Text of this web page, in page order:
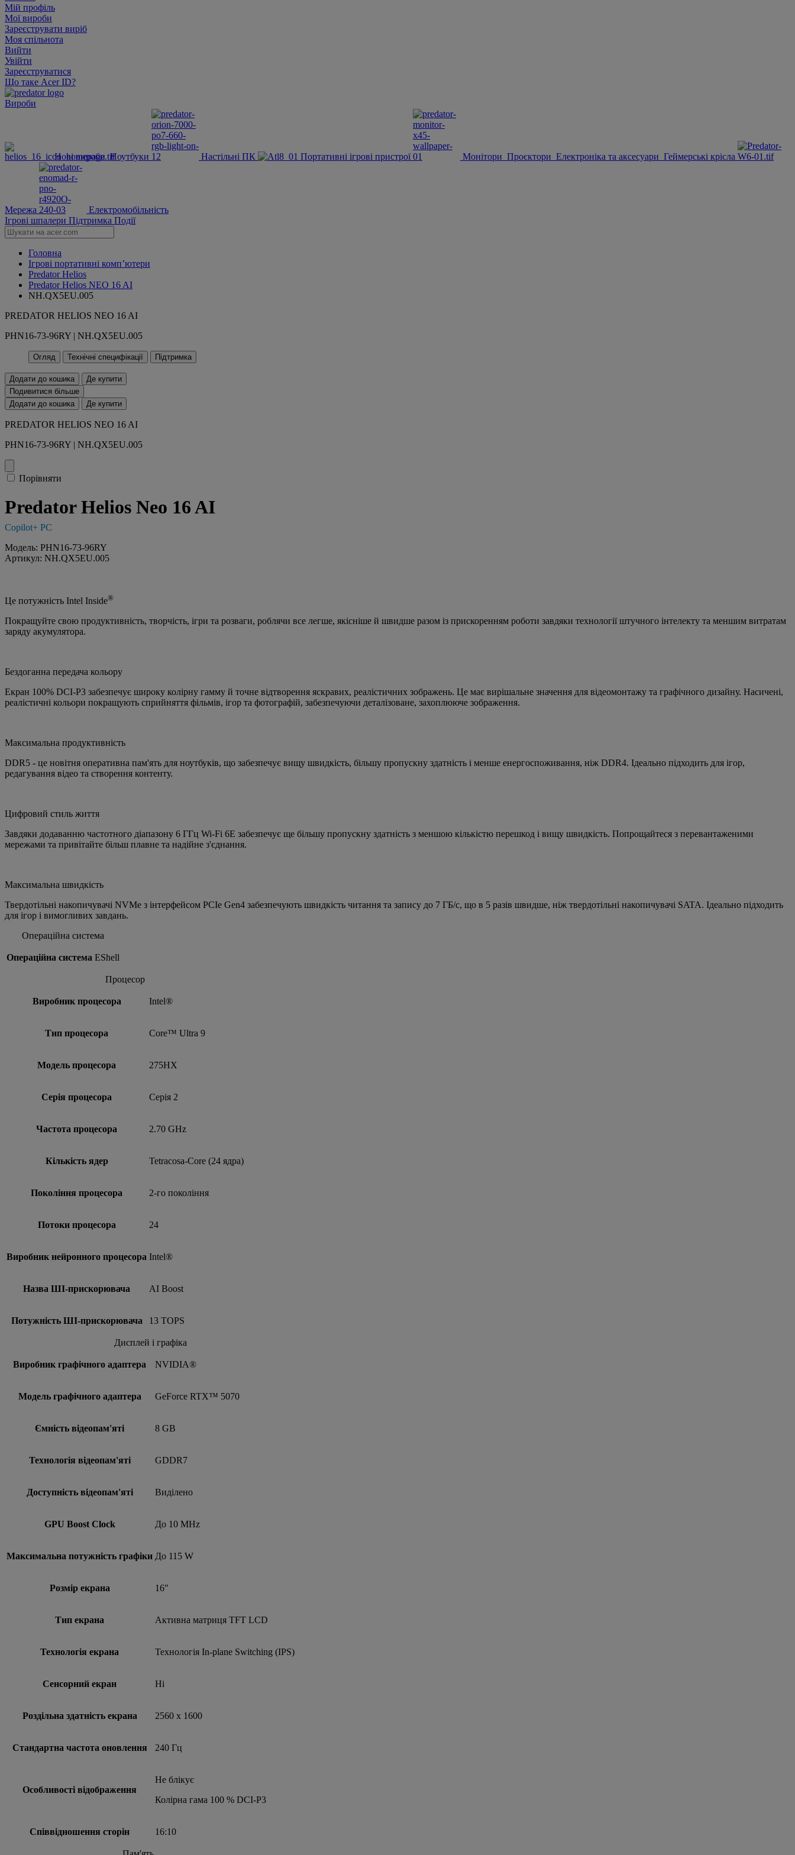
Мій профіль
Мої вироби
Зареєструвати виріб
Моя спільнота
Вийти
Увійти
Зареєструватися
Що таке Acer ID?
Вироби
Нові вироби Ноутбуки Настільні ПК Портативні ігрові пристрої Монітори Проєктори Електроніка та аксесуари Геймерські крісла
Мережа
Електромобільність
Ігрові шпалери Підтримка Події
Головна
Ігрові портативні комп’ютери
Predator Helios
Predator Helios NEO 16 AI
NH.QX5EU.005
PREDATOR HELIOS NEO 16 AI
PHN16-73-96RY | NH.QX5EU.005
Огляд Технічні специфікації Підтримка
Додати до кошика
Де купити
Подивитися більше
Додати до кошика
Де купити
PREDATOR HELIOS NEO 16 AI
PHN16-73-96RY | NH.QX5EU.005
Порівняти
Predator Helios Neo 16 AI
Copilot+ PC
Модель: PHN16-73-96RY
Артикул: NH.QX5EU.005
Це потужність Intel Inside®
Покращуйте свою продуктивність, творчість, ігри та розваги, роблячи все легше, якісніше й швидше разом із прискоренням роботи завдяки технології штучного інтелекту та меншим витратам
заряду акумулятора.
Бездоганна передача кольору
Екран 100% DCI-P3 забезпечує широку колірну гамму й точне відтворення яскравих, реалістичних зображень. Це має вирішальне значення для відеомонтажу та графічного дизайну. Насичені,
реалістичні кольори покращують сприйняття фільмів, ігор та фотографій, забезпечуючи деталізоване, захоплююче зображення.
Максимальна продуктивність
DDR5 - це новітня оперативна пам'ять для ноутбуків, що забезпечує вищу швидкість, більшу пропускну здатність і менше енергоспоживання, ніж DDR4. Ідеально підходить для ігор,
редагування відео та створення контенту.
Цифровий стиль життя
Завдяки додаванню частотного діапазону 6 ГГц Wi-Fi 6E забезпечує ще більшу пропускну здатність з меншою кількістю перешкод і вищу швидкість. Попрощайтеся з перевантаженими
мережами та привітайте більш плавне та надійне з'єднання.
Максимальна швидкість
Твердотільні накопичувачі NVMe з інтерфейсом PCIe Gen4 забезпечують швидкість читання та запису до 7 ГБ/с, що в 5 разів швидше, ніж твердотільні накопичувачі SATA. Ідеально підходить
для ігор і вимогливих завдань.
Операційна система
Операційна система EShell
Процесор
Виробник процесора Intel®
Тип процесора Core™ Ultra 9
Модель процесора 275HX
Серія процесора Серія 2
Частота процесора 2.70 GHz
Кількість ядер Tetracosa-Core (24 ядра)
Покоління процесора 2-го покоління
Потоки процесора 24
Виробник нейронного процесора Intel®
Назва ШІ-прискорювача AI Boost
Потужність ШІ-прискорювача 13 TOPS
Дисплей і графіка
Виробник графічного адаптера NVIDIA®
Модель графічного адаптера GeForce RTX™ 5070
Ємність відеопам'яті 8 GB
Технологія відеопам'яті GDDR7
Доступність відеопам'яті Виділено
GPU Boost Clock До 10 MHz
Максимальна потужність графіки До 115 W
Розмір екрана 16"
Тип екрана Активна матриця TFT LCD
Технологія екрана Технологія In-plane Switching (IPS)
Сенсорний екран Ні
Роздільна здатність екрана 2560 x 1600
Стандартна частота оновлення 240 Гц
Особливості відображення
Не блікує
Колірна гама 100 % DCI-P3
Співвідношення сторін 16:10